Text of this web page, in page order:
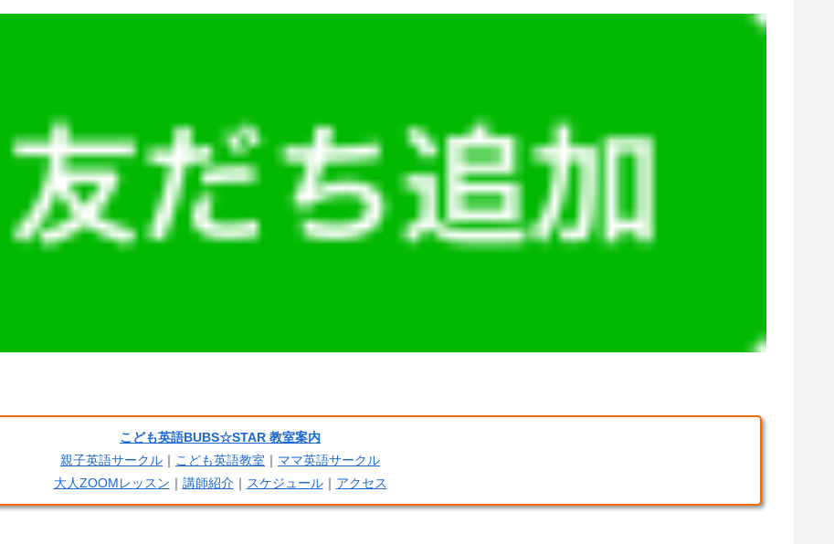
こども英語BUBS☆STAR 教室案内
親子英語サークル ｜ こども英語教室 ｜ ママ英語サークル
大人ZOOMレッスン ｜ 講師紹介｜ スケジュール｜ アクセス